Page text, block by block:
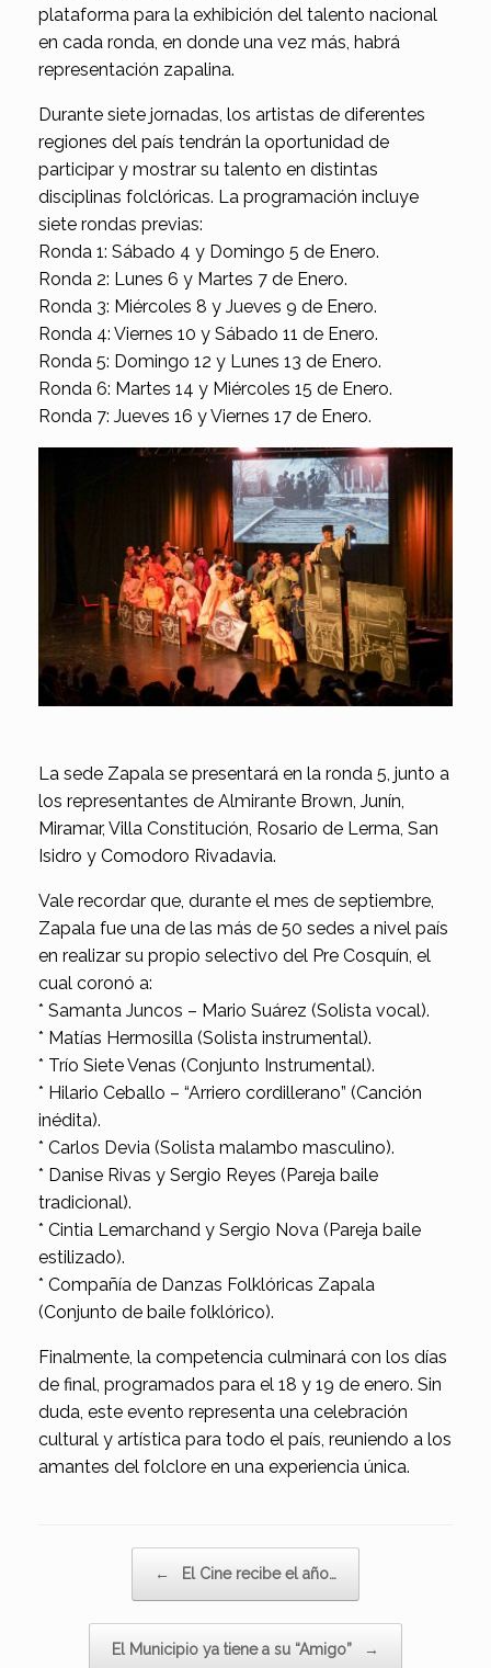
plataforma para la exhibición del talento nacional
en cada ronda, en donde una vez más, habrá
representación zapalina.
Durante siete jornadas, los artistas de diferentes
regiones del país tendrán la oportunidad de
participar y mostrar su talento en distintas
disciplinas folclóricas. La programación incluye
siete rondas previas:
Ronda 1: Sábado 4 y Domingo 5 de Enero.
Ronda 2: Lunes 6 y Martes 7 de Enero.
Ronda 3: Miércoles 8 y Jueves 9 de Enero.
Ronda 4: Viernes 10 y Sábado 11 de Enero.
Ronda 5: Domingo 12 y Lunes 13 de Enero.
Ronda 6: Martes 14 y Miércoles 15 de Enero.
Ronda 7: Jueves 16 y Viernes 17 de Enero.
La sede Zapala se presentará en la ronda 5, junto a
los representantes de Almirante Brown, Junín,
Miramar, Villa Constitución, Rosario de Lerma, San
Isidro y Comodoro Rivadavia.
Vale recordar que, durante el mes de septiembre,
Zapala fue una de las más de 50 sedes a nivel país
en realizar su propio selectivo del Pre Cosquín, el
cual coronó a:
* Samanta Juncos – Mario Suárez (Solista vocal).
* Matías Hermosilla (Solista instrumental).
* Trío Siete Venas (Conjunto Instrumental).
* Hilario Ceballo – “Arriero cordillerano” (Canción
inédita).
* Carlos Devia (Solista malambo masculino).
* Danise Rivas y Sergio Reyes (Pareja baile
tradicional).
* Cintia Lemarchand y Sergio Nova (Pareja baile
estilizado).
* Compañía de Danzas Folklóricas Zapala
(Conjunto de baile folklórico).
Finalmente, la competencia culminará con los días
de final, programados para el 18 y 19 de enero. Sin
duda, este evento representa una celebración
cultural y artística para todo el país, reuniendo a los
amantes del folclore en una experiencia única.
← El Cine recibe el año…
El Municipio ya tiene a su “Amigo” →